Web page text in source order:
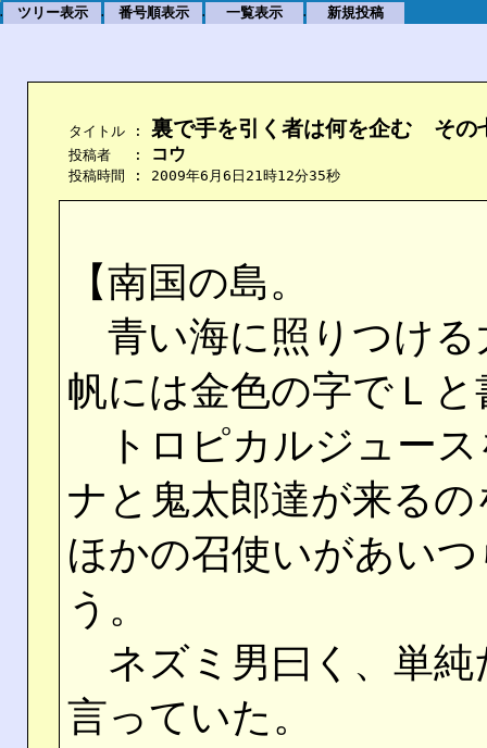
. ツリー表示 . 番号順表示 . 一覧表示 . 新規投稿
    タイトル :
裏で手を引く者は何を企む　そ
    投稿者　 :
コウ
    投稿時間 : 2009年6月6日21時12分35秒
【南国の島。
青い海に照りつける
帆には金色の字でＬ
トロピカルジュース
ナと鬼太郎達が来る
ほかの召使いがあい
う。
ネズミ男曰く、単純
言っていた。